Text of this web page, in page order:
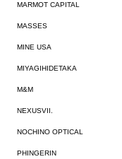
MARMOT CAPITAL
MASSES
MINE USA
MIYAGIHIDETAKA
M&M
NEXUSVII.
NOCHINO OPTICAL
PHINGERIN